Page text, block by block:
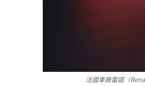
法國車廠雷諾（